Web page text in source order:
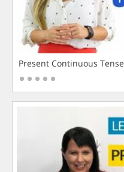
Present Continuous Tense